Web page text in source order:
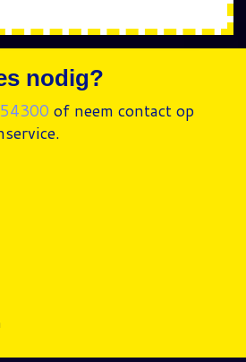
nodig?
of neem contact op